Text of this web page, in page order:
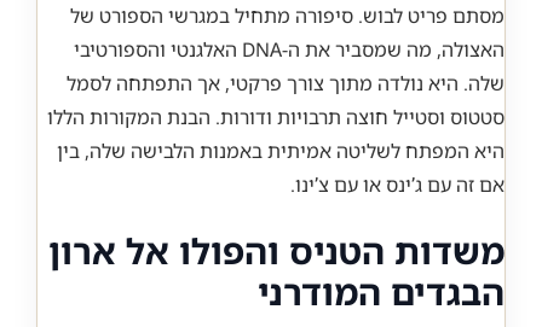
מסתם פריט לבוש. סיפורה מתחיל במגרשי הספורט של
האצולה, מה שמסביר את ה-DNA האלגנטי והספורטיבי
שלה. היא נולדה מתוך צורך פרקטי, אך התפתחה לסמל
סטטוס וסטייל חוצה תרבויות ודורות. הבנת המקורות הללו
היא המפתח לשליטה אמיתית באמנות הלבישה שלה, בין
אם זה עם ג’ינס או עם צ’ינו.
משדות הטניס והפולו אל ארון
הבגדים המודרני